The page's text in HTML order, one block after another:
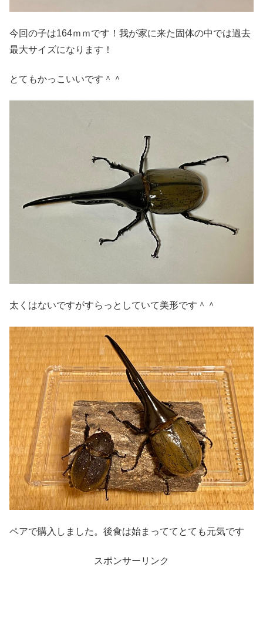
今回の子は164ｍｍです！我が家に来た固体の中では過去
最大サイズになります！
とてもかっこいいです＾＾
太くはないですがすらっとしていて美形です＾＾
ペアで購入しました。後食は始まっててとても元気です
スポンサーリンク